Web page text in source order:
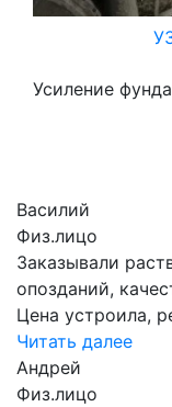
Усиление
Василий
Физ.лицо
Заказывали
опозданий,
Цена устроила,
Читать далее
Андрей
Физ.лицо